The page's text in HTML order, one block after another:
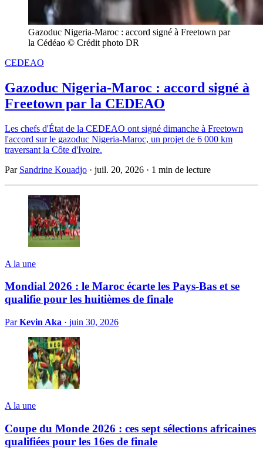
Gazoduc Nigeria-Maroc : accord signé à Freetown par
la Cédéao © Crédit photo DR
CEDEAO
Gazoduc Nigeria-Maroc : accord signé à
Freetown par la CEDEAO
Les chefs d'État de la CEDEAO ont signé dimanche à Freetown
l'accord sur le gazoduc Nigeria-Maroc, un projet de 6 000 km
traversant la Côte d'Ivoire.
Par Sandrine Kouadjo · juil. 20, 2026 · 1 min de lecture
A la une
Mondial 2026 : le Maroc écarte les Pays-Bas et se
qualifie pour les huitièmes de finale
ParKevin Aka · juin 30, 2026
A la une
Coupe du Monde 2026 : ces sept sélections africaines
qualifiées pour les 16es de finale